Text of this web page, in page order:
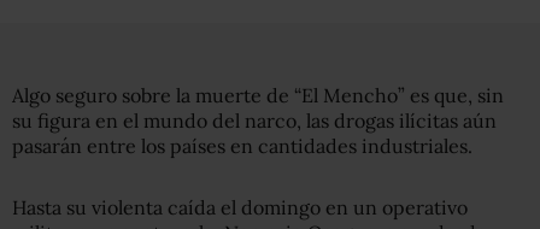
Algo seguro sobre la muerte de “El Mencho” es que, sin
su figura en el mundo del narco, las drogas ilícitas aún
pasarán entre los países en cantidades industriales.
Hasta su violenta caída el domingo en un operativo